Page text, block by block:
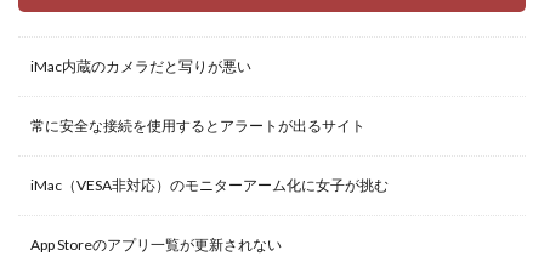
iMac内蔵のカメラだと写りが悪い
常に安全な接続を使用するとアラートが出るサイト
iMac（VESA非対応）のモニターアーム化に女子が挑む
App Storeのアプリ一覧が更新されない